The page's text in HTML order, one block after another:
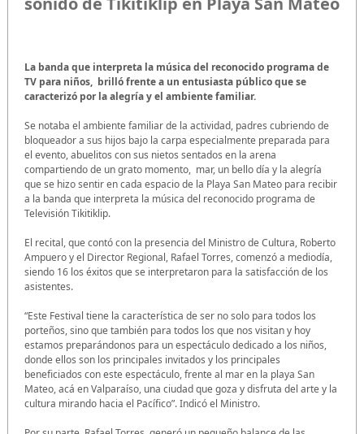
La banda que interpreta la música del reconocido programa de
TV para niños, brilló frente a un entusiasta público que se
caracterizó por la alegría y el ambiente familiar.
Se notaba el ambiente familiar de la actividad, padres cubriendo de
bloqueador a sus hijos bajo la carpa especialmente preparada para
el evento, abuelitos con sus nietos sentados en la arena
compartiendo de un grato momento, mar, un bello día y la alegría
que se hizo sentir en cada espacio de la Playa San Mateo para recibir
a la banda que interpreta la música del reconocido programa de
Televisión Tikitiklip.
El recital, que contó con la presencia del Ministro de Cultura, Roberto
Ampuero y el Director Regional, Rafael Torres, comenzó a mediodía,
siendo 16 los éxitos que se interpretaron para la satisfacción de los
asistentes.
“Este Festival tiene la característica de ser no solo para todos los
porteños, sino que también para todos los que nos visitan y hoy
estamos preparándonos para un espectáculo dedicado a los niños,
donde ellos son los principales invitados y los principales
beneficiados con este espectáculo, frente al mar en la playa San
Mateo, acá en Valparaíso, una ciudad que goza y disfruta del arte y la
cultura mirando hacia el Pacífico”. Indicó el Ministro.